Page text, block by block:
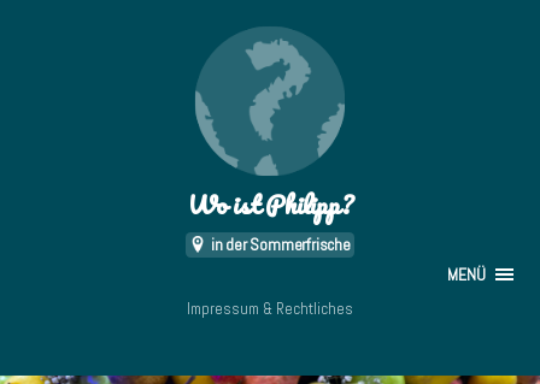
Wo ist Philipp?
in der Sommerfrische
MENÜ
Impressum & Rechtliches